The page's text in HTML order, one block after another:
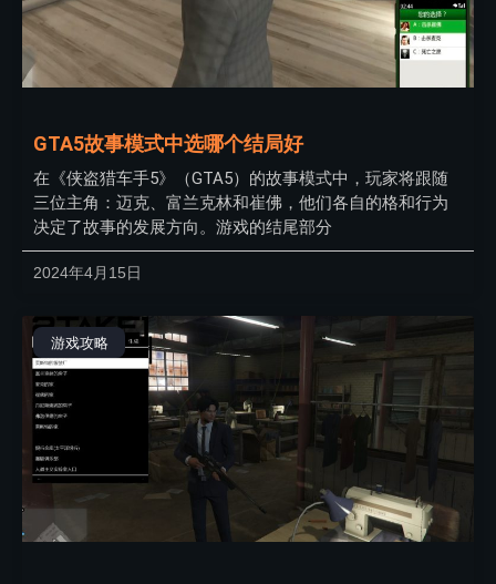
GTA5故事模式中选哪个结局好
在《侠盗猎车手5》（GTA5）的故事模式中，玩家将跟随
三位主角：迈克、富兰克林和崔佛，他们各自的格和行为
决定了故事的发展方向。游戏的结尾部分
2024年4月15日
游戏攻略